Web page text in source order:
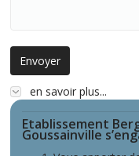
en savoir plus...
Etablissement
Goussainville